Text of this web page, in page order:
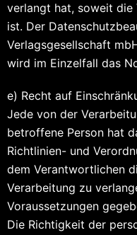
verlangt hat, soweit
ist. Der
Verlagsgesellschaft
wird im Einzelfall das
e) Recht auf
Jede von der
betroffene Person hat
Richtlinien- und
dem Verantwortlichen
Verarbeitung zu
Voraussetzungen
Die Richtigkeit der